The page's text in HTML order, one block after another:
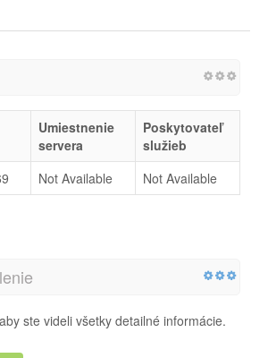
Umiestnenie
servera
Poskytovateľ
služieb
Not Available Not Available
ste videli všetky detailné informácie.